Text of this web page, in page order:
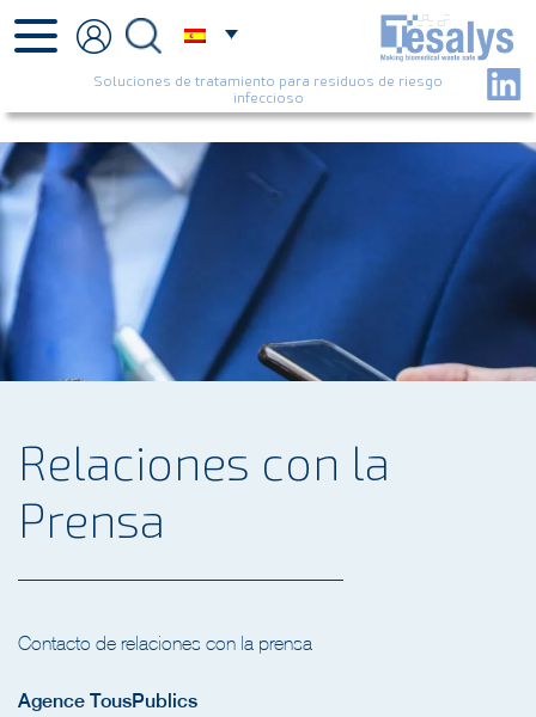
Soluciones de tratamiento para residuos de riesgo
infeccioso
Relaciones con la
Prensa
Contacto de relaciones con la prensa
Agence TousPublics